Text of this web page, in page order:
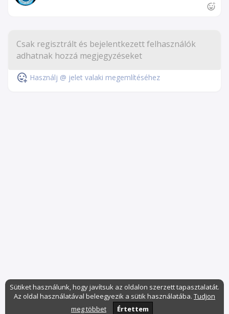
Használj @ jelet valaki megemlítéséhez
Sütiket használunk, hogy javítsuk az oldalon szerzett tapasztalatát.
Az oldal használatával beleegyezik a sütik használatába. Tudjon
meg többet
Értettem